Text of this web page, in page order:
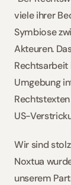
viele ihrer
Symbiose
Akteuren.
Umgebung
US-
Wir sind
Noxtua
unserem